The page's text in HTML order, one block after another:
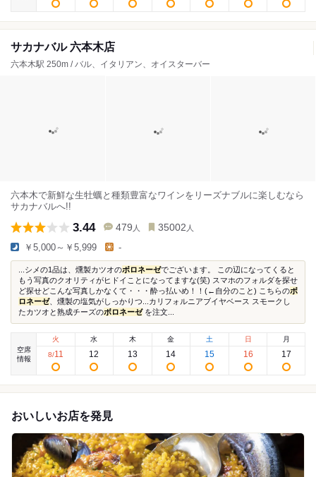
サカナバル 六本木店
六本木駅 250m / バル、イタリアン、オイスターバー
六本木で新鮮な生牡蠣と種類豊富なワインをリーズナブルに楽しむなら
サカナバルへ!!
3.44 479 人 35002 人
￥5,000～￥5,999 -
...シメの1品は、燻製カツオのボロネーゼでございます。 この辺になってくると
もう写真のクオリティがヒドイことになってますな(笑) スマホのフォルダを探せ
ど探せどこんな写真しかなくて・・・酔っ払いめ！！(←自分のこと) こちらのボ
ロネーゼ、燻製の塩気がしっかりつ...カリフォルニアブイヤベース スモークし
たカツオと熟成チーズのボロネーゼを注文...
空席
情報
火
8/11
水
12
木
13
金
14
土
15
日
16
月
17
おいしいお店を発見